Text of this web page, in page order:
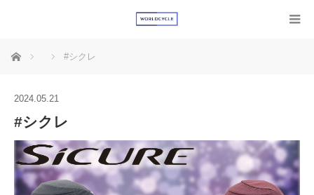
ホーム #シクレ
2024.05.21
#シクレ